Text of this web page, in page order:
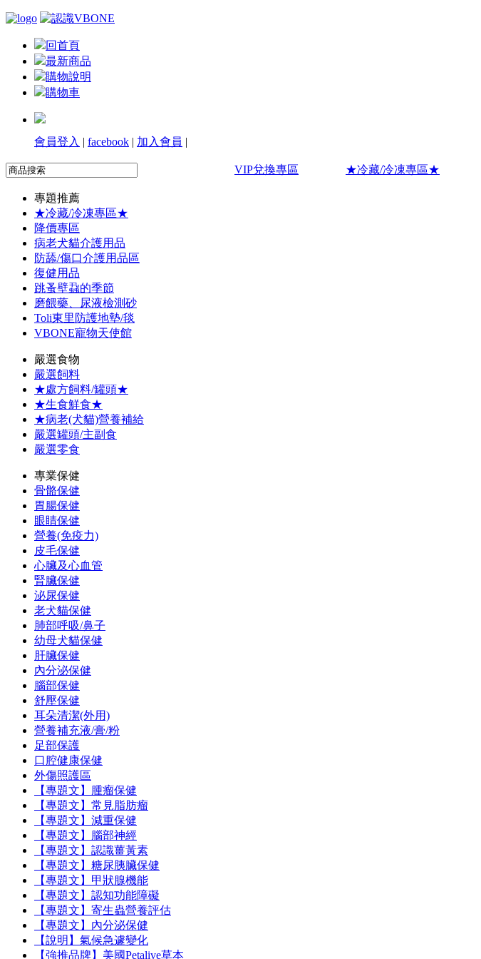
回首頁
最新商品
購物說明
購物車
會員登入 | facebook | 加入會員 |
VIP兌換專區 ★冷藏/冷凍專區★
專題推薦
★冷藏/冷凍專區★
降價專區
病老犬貓介護用品
防舔/傷口介護用品區
復健用品
跳蚤壁蝨的季節
磨餵藥、尿液檢測砂
Toli東里防護地墊/毯
VBONE寵物天使館
嚴選食物
嚴選飼料
★處方飼料/罐頭★
★生食鮮食★
★病老(犬貓)營養補給
嚴選罐頭/主副食
嚴選零食
專業保健
骨骼保健
胃腸保健
眼睛保健
營養(免疫力)
皮毛保健
心臟及心血管
腎臟保健
泌尿保健
老犬貓保健
肺部呼吸/鼻子
幼母犬貓保健
肝臟保健
內分泌保健
腦部保健
舒壓保健
耳朵清潔(外用)
營養補充液/膏/粉
足部保護
口腔健康保健
外傷照護區
【專題文】腫瘤保健
【專題文】常見脂肪瘤
【專題文】減重保健
【專題文】腦部神經
【專題文】認識薑黃素
【專題文】糖尿胰臟保健
【專題文】甲狀腺機能
【專題文】認知功能障礙
【專題文】寄生蟲營養評估
【專題文】內分泌保健
【說明】氣候急遽變化
【強推品牌】美國Petalive草本